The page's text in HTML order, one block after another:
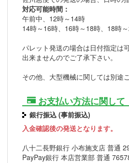
対応可能時間：
午前中、12時～14時
14時～16時、16時～18時、18時
パレット発送の場合は日付指定は
出来ませんのでご了承下さい。
その他、大型機械に関しては別途
お支払い方法に関して
銀行振込 (事前振込)
入金確認後の発送となります。
八十二長野銀行 小布施支店 普通
PayPay銀行 本店営業部 普通